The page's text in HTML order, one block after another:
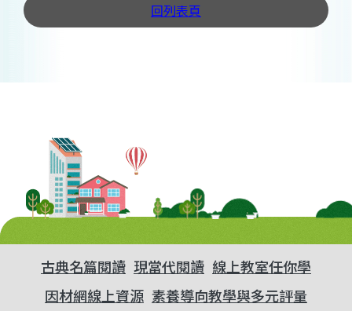
回列表頁
古典名篇閱讀 現當代閱讀 線上教室任你學
因材網線上資源 素養導向教學與多元評量